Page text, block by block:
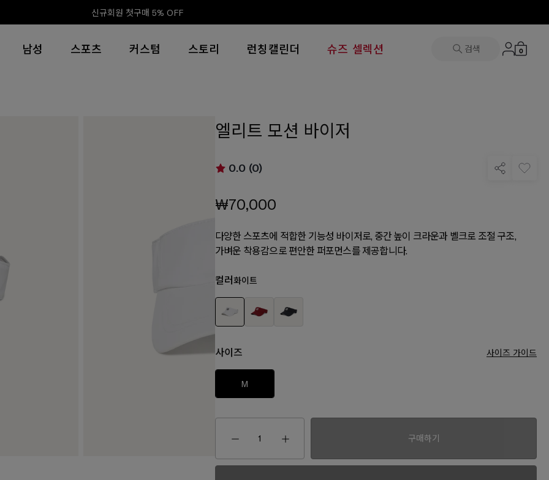
신규회원 첫구매 5% OFF
남성 스포츠 커스텀 스토리 런칭캘린더 슈즈 셀렉션 검색 0
엘리트 모션 바이저
0.0 (0)
₩70,000
다양한 스포츠에 적합한 기능성 바이저로, 중간 높이 크라운과 벨크로 조절 구조,
가벼운 착용감으로 편안한 퍼포먼스를 제공합니다.
컬러 화이트
사이즈 사이즈 가이드
M
구매하기